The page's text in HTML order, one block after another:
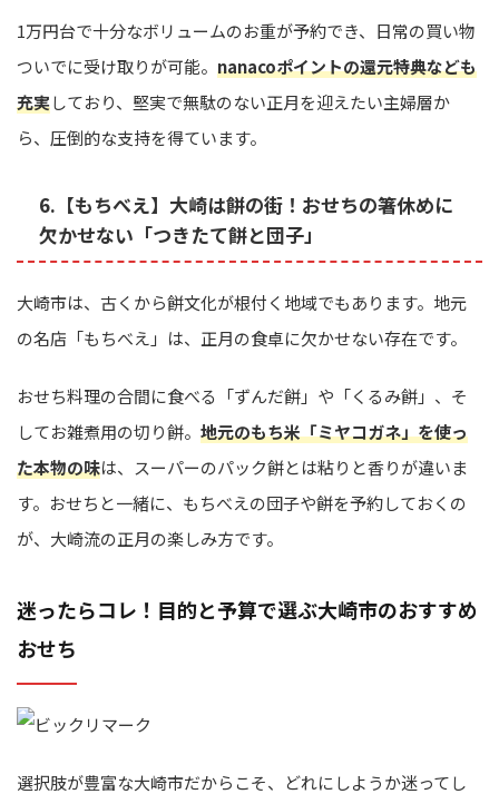
1万円台で十分なボリュームのお重が予約でき、日常の買い物
ついでに受け取りが可能。 nanacoポイントの還元特典なども
充実しており、堅実で無駄のない正月を迎えたい主婦層か
ら、圧倒的な支持を得ています。
6.【もちべえ】大崎は餅の街！おせちの箸休めに
欠かせない「つきたて餅と団子」
大崎市は、古くから餅文化が根付く地域でもあります。地元
の名店「もちべえ」は、正月の食卓に欠かせない存在です。
おせち料理の合間に食べる「ずんだ餅」や「くるみ餅」、そ
してお雑煮用の切り餅。 地元のもち米「ミヤコガネ」を使っ
た本物の味は、スーパーのパック餅とは粘りと香りが違いま
す。おせちと一緒に、もちべえの団子や餅を予約しておくの
が、大崎流の正月の楽しみ方です。
迷ったらコレ！目的と予算で選ぶ大崎市のおすすめ
おせち
選択肢が豊富な大崎市だからこそ、どれにしようか迷ってし